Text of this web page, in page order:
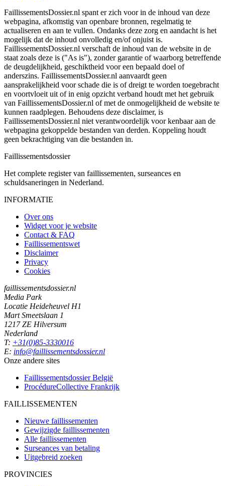
FaillissementsDossier.nl spant er zich voor in de inhoud van deze
webpagina, afkomstig van openbare bronnen, regelmatig te
actualiseren en aan te vullen. Ondanks deze zorg en aandacht is het
mogelijk dat de inhoud onvolledig en/of onjuist is.
FaillissementsDossier.nl verschaft de inhoud van de website in de
staat zoals deze is ("As is"), zonder garantie of waarborg betreffende
de deugdelijkheid, geschiktheid voor een bepaald doel of
anderszins. FaillissementsDossier.nl aanvaardt geen
aansprakelijkheid voor schade die is of dreigt te worden toegebracht
en voortvloeit uit of in enig opzicht verband houdt met het gebruik
van FaillissementsDossier.nl of met de onmogelijkheid de website te
kunnen raadplegen. Behoudens deze disclaimer, is
FaillissementsDossier.nl niet verantwoordelijk voor kenbaar aan de
webpagina gekoppelde bestanden van derden. Koppeling houdt
geen bekrachtiging van die bestanden in.
Faillissementsdossier
Het complete register van faillissementen, surseances en
schuldsaneringen in Nederland.
INFORMATIE
Over ons
Widget voor je website
Contact & FAQ
Faillissementswet
Disclaimer
Privacy
Cookies
faillissementsdossier.nl
Media Park
Locatie Heideheuvel H1
Mart Smeetslaan 1
1217 ZE Hilversum
Nederland
T: +31(0)85-3330016
E: info@faillissementsdossier.nl
Onze andere sites
Faillissementsdossier België
ProcédureCollective Frankrijk
FAILLISSEMENTEN
Nieuwe faillissementen
Gewijzigde faillissementen
Alle faillissementen
Surseances van betaling
Uitgebreid zoeken
PROVINCIES